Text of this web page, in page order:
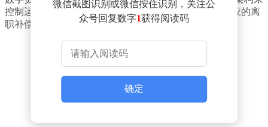
控制运营成本。Coinbase方面强调，被裁员工将获得相应的离
职补偿，公司也会提供职业转型支持服务。
微信截图识别或微信按住识别，关注公
众号回复数字1获得阅读码
确定